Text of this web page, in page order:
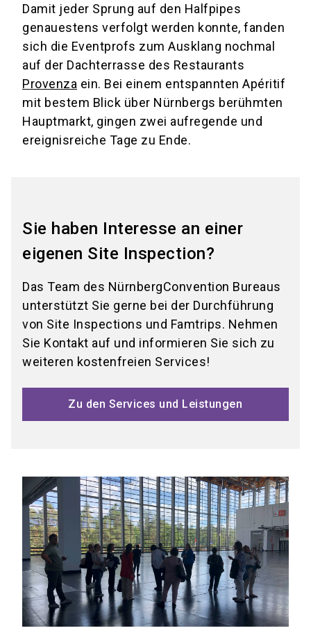
Damit jeder Sprung auf den Halfpipes
genauestens verfolgt werden konnte, fanden
sich die Eventprofs zum Ausklang nochmal
auf der Dachterrasse des Restaurants
Provenza ein. Bei einem entspannten Apéritif
mit bestem Blick über Nürnbergs berühmten
Hauptmarkt, gingen zwei aufregende und
ereignisreiche Tage zu Ende.
Sie haben Interesse an einer
eigenen Site Inspection?
Das Team des NürnbergConvention Bureaus
unterstützt Sie gerne bei der Durchführung
von Site Inspections und Famtrips. Nehmen
Sie Kontakt auf und informieren Sie sich zu
weiteren kostenfreien Services!
Zu den Services und Leistungen